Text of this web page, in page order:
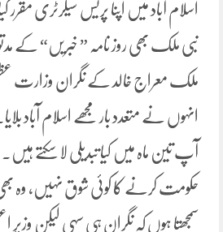
اسلام آباد میں اپنا پریس سیکرٹری مقرر
نبی ملک بھی روز نامہ ” خبریں“ کے
ملک معراج خالد کے نگران وزارت
انہوں نے متعدد بار مجھے اسلام آباد
آپ تین ماہ میں کیا تبدیلی لا سکتے
حکومت کرنے کا کوئی شوق نہیں، وہ
سمجھتا ہوں کہ نگران ہی سہی لیکن